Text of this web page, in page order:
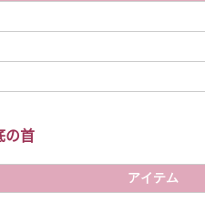
の首
アイテム